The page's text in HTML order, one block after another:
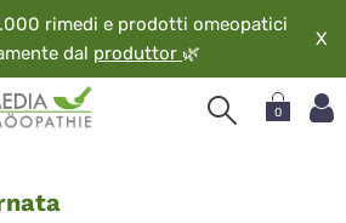
rimedi e prodotti omeopatici
dal produttor 🌿
X
0